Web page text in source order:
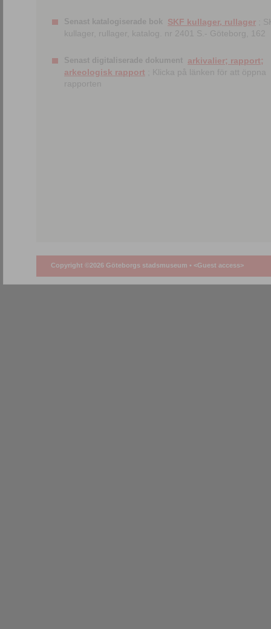
Senast katalogiserade bok SKF kullager, rullager ;
kullager, rullager, katalog. nr 2401 S.- Göteborg, 162
Senast digitaliserade dokument arkivalier; rapport;
arkeologisk rapport ; Klicka på länken för att öppna
rapporten
Copyright ©2026 Göteborgs stadsmuseum • <Guest access>